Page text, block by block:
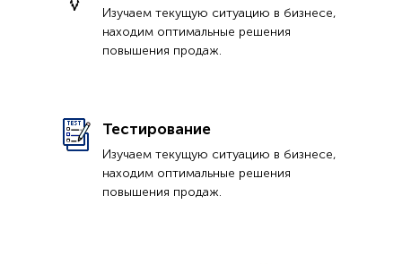
Изучаем текущую ситуацию в бизнесе,
находим оптимальные решения
повышения продаж.
Тестирование
Изучаем текущую ситуацию в бизнесе,
находим оптимальные решения
повышения продаж.